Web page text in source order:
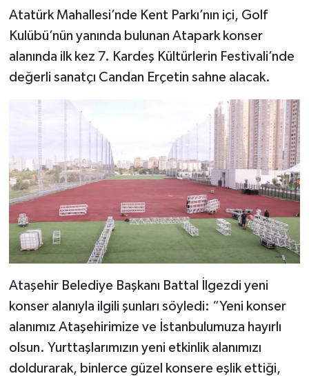
Atatürk Mahallesi’nde Kent Parkı’nın içi, Golf
Kulübü’nün yanında bulunan Atapark konser
alanında ilk kez 7. Kardeş Kültürlerin Festivali’nde
değerli sanatçı Candan Erçetin sahne alacak.
Ataşehir Belediye Başkanı Battal İlgezdi yeni
konser alanıyla ilgili şunları söyledi: “Yeni konser
alanımız Ataşehirimize ve İstanbulumuza hayırlı
olsun. Yurttaşlarımızın yeni etkinlik alanımızı
doldurarak, binlerce güzel konsere eşlik ettiği,